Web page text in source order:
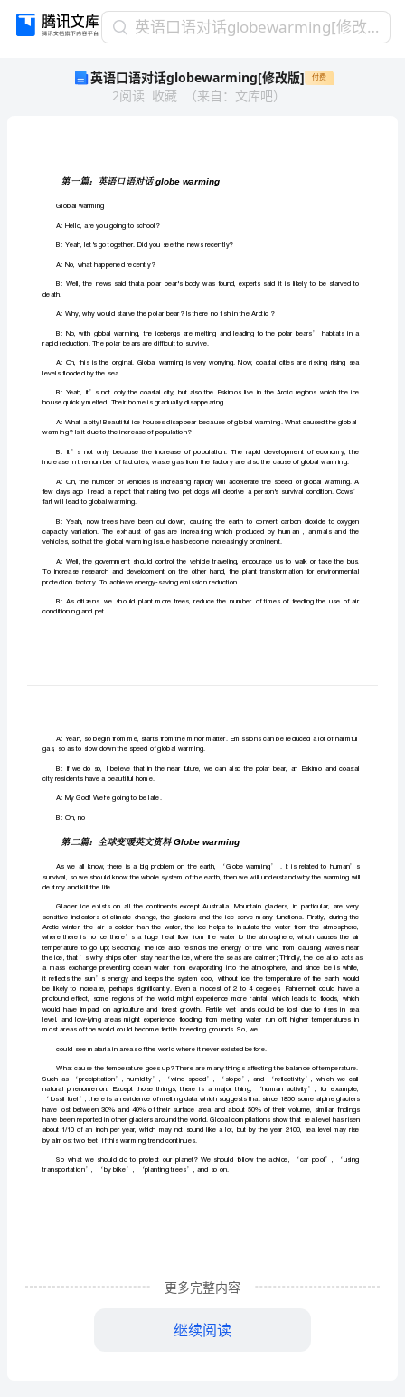
英
globewarming[修
篇：
warmingA:
Hello,
going
school?
Yeah,
let's
together.
globewarming
英语口语对话globewarming[修改版]
英语口语对话globewarming[修改版] 付费
2阅读 收藏 （来自 ： 文库吧）
fartwillleadtoglobalwarming.
第一篇：英语口语对话
conditioningandpet.
A:No,whathappenedrecently?
death.
更多完整内容
继续阅读